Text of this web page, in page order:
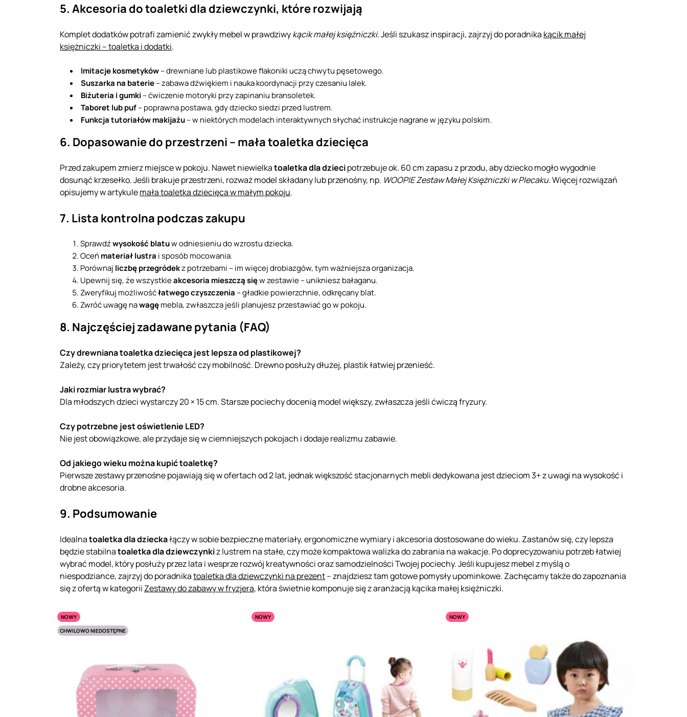
5. Akcesoria do toaletki dla dziewczynki, które rozwijają
Komplet dodatków potrafi zamienić zwykły mebel w prawdziwykącik małej księżniczki. Jeśli szukasz inspiracji, zajrzyj do poradnika kącik małej
księżniczki – toaletka i dodatki.
Imitacje kosmetyków– drewniane lub plastikowe flakoniki uczą chwytu pęsetowego.
Suszarka na baterie– zabawa dźwiękiem i nauka koordynacji przy czesaniu lalek.
Biżuteria i gumki – ćwiczenie motoryki przy zapinaniu bransoletek.
Taboret lub puf– poprawna postawa, gdy dziecko siedzi przed lustrem.
Funkcja tutoriałów makijażu– w niektórych modelach interaktywnych słychać instrukcje nagrane w języku polskim.
6. Dopasowanie do przestrzeni – mała toaletka dziecięca
Przed zakupem zmierz miejsce w pokoju. Nawet niewielkatoaletka dla dziecipotrzebuje ok. 60 cm zapasu z przodu, aby dziecko mogło wygodnie
dosunąć krzesełko. Jeśli brakuje przestrzeni, rozważ model składany lub przenośny, np. WOOPIE Zestaw Małej Księżniczki w Plecaku. Więcej rozwiązań
opisujemy w artykulemała toaletka dziecięca w małym pokoju.
7. Lista kontrolna podczas zakupu
Sprawdźwysokość blatuw odniesieniu do wzrostu dziecka.
Oceń materiał lustra i sposób mocowania.
Porównaj liczbę przegródekz potrzebami – im więcej drobiazgów, tym ważniejsza organizacja.
Upewnij się, że wszystkieakcesoria mieszczą sięw zestawie – unikniesz bałaganu.
Zweryfikuj możliwośćłatwego czyszczenia – gładkie powierzchnie, odkręcany blat.
Zwróć uwagę nawagęmebla, zwłaszcza jeśli planujesz przestawiać go w pokoju.
8. Najczęściej zadawane pytania (FAQ)
Czy drewniana toaletka dziecięca jest lepsza od plastikowej?
Zależy, czy priorytetem jest trwałość czy mobilność. Drewno posłuży dłużej, plastik łatwiej przenieść.
Jaki rozmiar lustra wybrać?
Dla młodszych dzieci wystarczy 20 × 15 cm. Starsze pociechy docenią model większy, zwłaszcza jeśli ćwiczą fryzury.
Czy potrzebne jest oświetlenie LED?
Nie jest obowiązkowe, ale przydaje się w ciemniejszych pokojach i dodaje realizmu zabawie.
Od jakiego wieku można kupić toaletkę?
Pierwsze zestawy przenośne pojawiają się w ofertach od 2 lat, jednak większość stacjonarnych mebli dedykowana jest dzieciom 3+ z uwagi na wysokość i
drobne akcesoria.
9. Podsumowanie
Idealnatoaletka dla dzieckałączy w sobie bezpieczne materiały, ergonomiczne wymiary i akcesoria dostosowane do wieku. Zastanów się, czy lepsza
będzie stabilnatoaletka dla dziewczynkiz lustrem na stałe, czy może kompaktowa walizka do zabrania na wakacje. Po doprecyzowaniu potrzeb łatwiej
wybrać model, który posłuży przez lata i wesprze rozwój kreatywności oraz samodzielności Twojej pociechy. Jeśli kupujesz mebel z myślą o
niespodziance, zajrzyj do poradnikatoaletka dla dziewczynki na prezent– znajdziesz tam gotowe pomysły upominkowe. Zachęcamy także do zapoznania
się z ofertą w kategorii Zestawy do zabawy w fryzjera, która świetnie komponuje się z aranżacją kącika małej księżniczki.
NOWY
CHWILOWO NIEDOSTĘPNE
NOWY NOWY